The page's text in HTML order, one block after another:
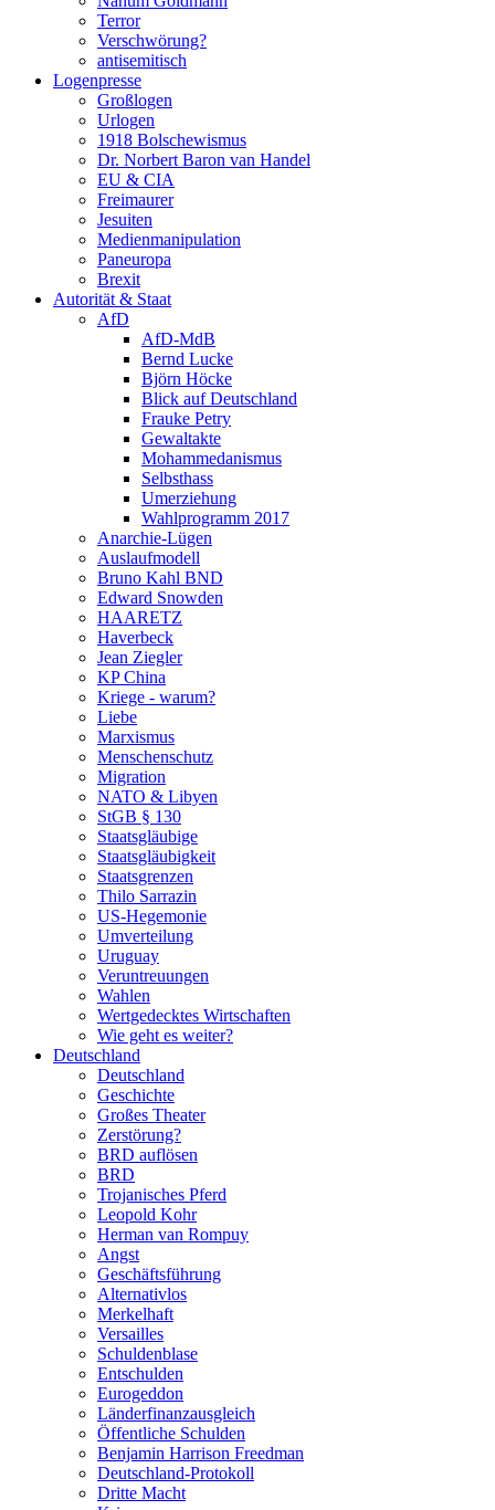
Terror
Verschwörung?
antisemitisch
Logenpresse
Großlogen
Urlogen
1918 Bolschewismus
Dr. Norbert Baron van Handel
EU & CIA
Freimaurer
Jesuiten
Medienmanipulation
Paneuropa
Brexit
Autorität & Staat
AfD
AfD-MdB
Bernd Lucke
Björn Höcke
Blick auf Deutschland
Frauke Petry
Gewaltakte
Mohammedanismus
Selbsthass
Umerziehung
Wahlprogramm 2017
Anarchie-Lügen
Auslaufmodell
Bruno Kahl BND
Edward Snowden
HAARETZ
Haverbeck
Jean Ziegler
KP China
Kriege - warum?
Liebe
Marxismus
Menschenschutz
Migration
NATO & Libyen
StGB § 130
Staatsgläubige
Staatsgläubigkeit
Staatsgrenzen
Thilo Sarrazin
US-Hegemonie
Umverteilung
Uruguay
Veruntreuungen
Wahlen
Wertgedecktes Wirtschaften
Wie geht es weiter?
Deutschland
Deutschland
Geschichte
Großes Theater
Zerstörung?
BRD auflösen
BRD
Trojanisches Pferd
Leopold Kohr
Herman van Rompuy
Angst
Geschäftsführung
Alternativlos
Merkelhaft
Versailles
Schuldenblase
Entschulden
Eurogeddon
Länderfinanzausgleich
Öffentliche Schulden
Benjamin Harrison Freedman
Deutschland-Protokoll
Dritte Macht